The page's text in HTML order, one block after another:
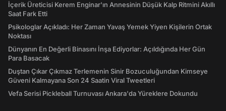
İçerik Üreticisi Kerem Enginar'ın Annesinin Düşük Kalp Ritmini Akıllı
Saat Fark Etti
Psikologlar Açıkladı: Her Zaman Yavaş Yemek Yiyen Kişilerin Ortak
Noktası
Dünyanın En Değerli Binasını İnşa Ediyorlar: Açıldığında Her Gün
Para Basacak
Duştan Çıkar Çıkmaz Terlemenin Sinir Bozuculuğundan Kimseye
Güveni Kalmayana Son 24 Saatin Viral Tweetleri
Vefa Serisi Pickleball Turnuvası Ankara'da Yüreklere Dokundu